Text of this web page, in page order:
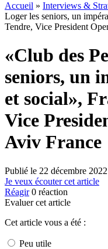
Accueil » Interviews &
Loger les seniors, un
Tendre, Vice President
«Club des
seniors, un
et social»,
Vice
Aviv France
Publié le 22 décembre 2022
Je veux écouter cet article
Réagir 0 réaction
Evaluer cet article
Cet article vous a été :
Peu utile